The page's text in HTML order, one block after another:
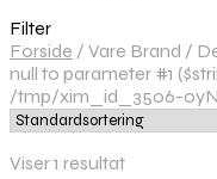
Filter
Forside / Vare Brand /
null to parameter #1
/tmp/xim_id_3506-
Viser 1 resultat